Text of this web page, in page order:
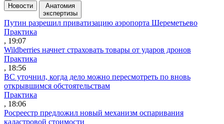
Новости
Анатомия
экспертизы
Путин разрешил приватизацию аэропорта Шереметьево
Практика
, 19:07
Wildberries начнет страховать товары от ударов дронов
Практика
, 18:56
ВС уточнил, когда дело можно пересмотреть по вновь
открывшимся обстоятельствам
Практика
, 18:06
Росреестр предложил новый механизм оспаривания
кадастровой стоимости